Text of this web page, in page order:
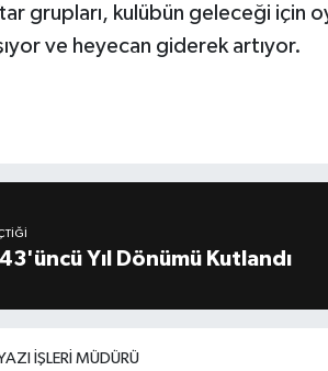
grupları, kulübün geleceği için
ve heyecan giderek artıyor.
Yıl Dönümü Kutlandı
İŞLERI MÜDÜRÜ